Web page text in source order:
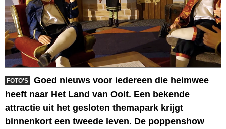
FOTO'S
Goed nieuws voor iedereen die heimwee
heeft naar Het Land van Ooit. Een bekende
attractie uit het gesloten themapark krijgt
binnenkort een tweede leven. De poppenshow